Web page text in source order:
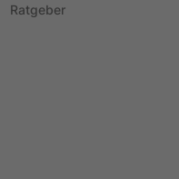
Ratgeber